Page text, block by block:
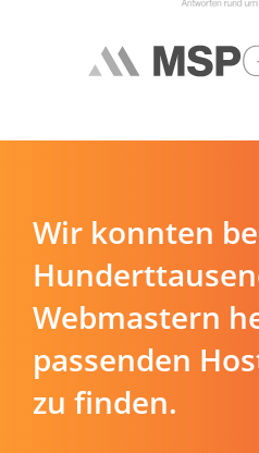
Wir konnten
Webmastern
passenden
zu finden.